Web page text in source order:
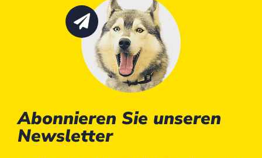
Abonnieren Sie unseren
Newsletter